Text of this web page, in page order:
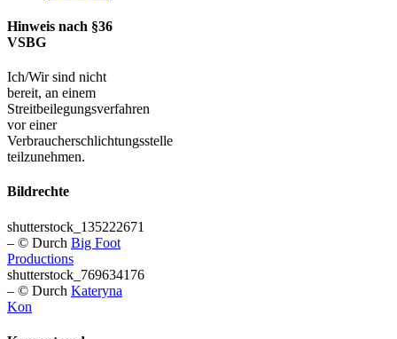
Hinweis nach §36
VSBG
Ich/Wir sind nicht
bereit, an einem
Streitbeilegungsverfahren
vor einer
Verbraucherschlichtungsstelle
teilzunehmen.
Bildrechte
shutterstock_135222671
– © Durch Big Foot
Productions
shutterstock_769634176
– © Durch Kateryna
Kon